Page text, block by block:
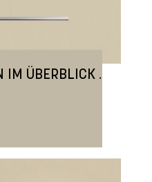
IM ÜBERBLICK .